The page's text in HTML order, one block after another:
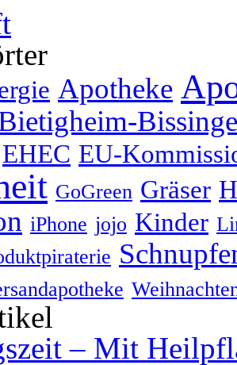
Apotheke
EHEC EU-
GoGreen Gräser
iPhone jojo Kinder
– Mit